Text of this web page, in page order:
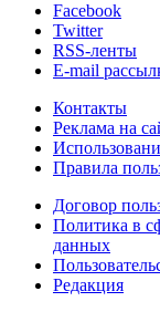
Facebook
Twitter
RSS-ленты
E-mail
Контакты
Реклама на
Правила
Договор
Политика в
данных
Редакция